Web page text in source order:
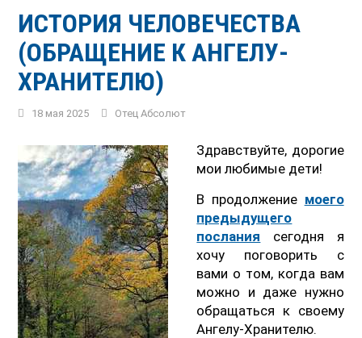
ИСТОРИЯ ЧЕЛОВЕЧЕСТВА
(ОБРАЩЕНИЕ К АНГЕЛУ-
ХРАНИТЕЛЮ)
18 мая 2025 Отец Абсолют
Здравствуйте, дорогие
мои любимые дети!
В продолжение моего
предыдущего
послания сегодня я
хочу поговорить с
вами о том, когда вам
можно и даже нужно
обращаться к своему
Ангелу-Хранителю.